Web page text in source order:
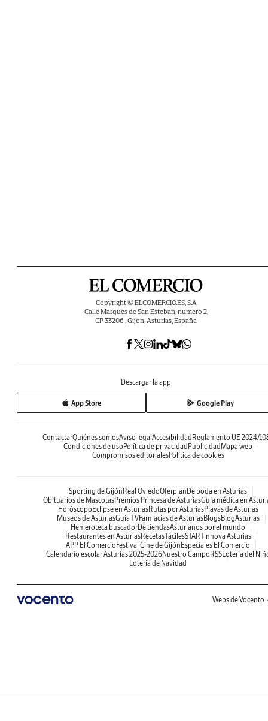
Copyright © ELCOMERCIO.ES, S.A
Calle Marqués de San Esteban, número 2,
CP 33206 , Gijón, Asturias, España
Descargar la app
App Store Google Play
ContactarQuiénes somosAviso legal Accesibilidad Reglamento UE 2024/
Condiciones de uso Política de privacidad Publicidad Mapa web
Compromisos editorialesPolítica de cookies
Sporting de Gijón Real OviedoOferplan De boda en Asturias
Obituarios de MascotasPremios Princesa de AsturiasGuía médica en
Horóscopo Eclipse en AsturiasRutas por AsturiasPlayas de Asturias
Museos de AsturiasGuía TVFarmacias de AsturiasBlogsBlogAsturias
Hemeroteca buscadorDe tiendasAsturianos por el mundo
Restaurantes en AsturiasRecetas fácilesSTARTinnova Asturias
APP El Comercio Festival Cine de Gijón Especiales El Comercio
Calendario escolar Asturias 2025-2026Nuestro Campo RSSLotería del
Lotería de Navidad
Webs de Vocento